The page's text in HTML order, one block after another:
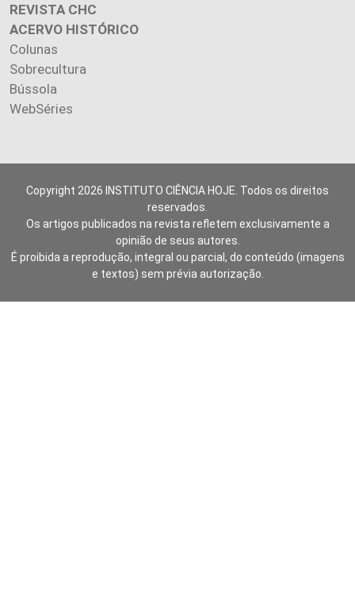
REVISTA CHC
ACERVO HISTÓRICO
Colunas
Sobrecultura
Bússola
WebSéries
Copyright 2026 INSTITUTO CIÊNCIA HOJE. Todos os direitos
reservados.
Os artigos publicados na revista refletem exclusivamente a
opinião de seus autores.
É proibida a reprodução, integral ou parcial, do conteúdo (imagens
e textos) sem prévia autorização.